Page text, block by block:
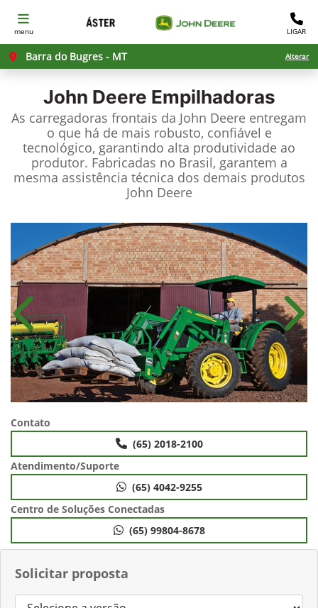
menu LIGAR
Barra do Bugres - MT Alterar
John Deere Empilhadoras
As carregadoras frontais da John Deere entregam
o que há de mais robusto, confiável e
tecnológico, garantindo alta produtividade ao
produtor. Fabricadas no Brasil, garantem a
mesma assistência técnica dos demais produtos
John Deere
Solicitar proposta
Anterior
Contato
(65) 2018-2100
Atendimento/Suporte
(65) 4042-9255
Centro de Soluções Conectadas
(65) 99804-8678